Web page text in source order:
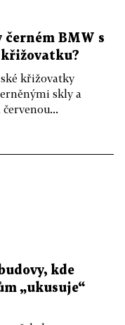
černém BMW s
křižovatku?
křižovatky
skly a
kde
„ukusuje“